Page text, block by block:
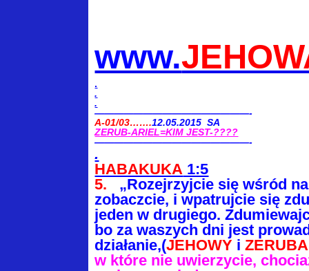
www.
.
.
.
————————————————-
A-01/03…….12.05.2015 SA
ZERUB-ARIEL=KIM JEST-????
————————————————-
.
HABAKUKA 1:5
5. „Rozejrzyjcie się wśród
zobaczcie, i wpatrujcie się
jeden w drugiego.
bo za waszych dni jest
działanie,(JEHOWY i
w które nie uwierzycie,